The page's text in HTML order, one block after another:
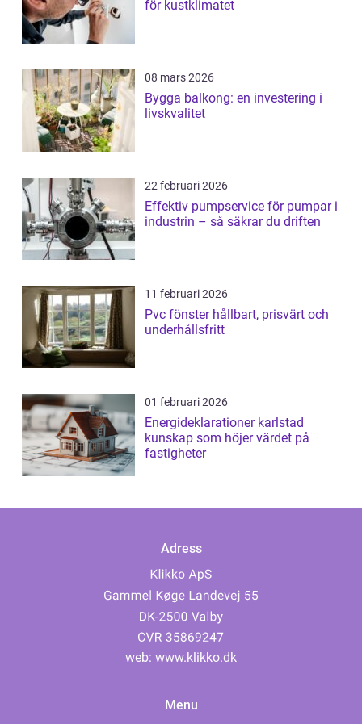
för kustklimatet
08 mars 2026
Bygga balkong: en investering i
livskvalitet
22 februari 2026
Effektiv pumpservice för pumpar i
industrin – så säkrar du driften
11 februari 2026
Pvc fönster hållbart, prisvärt och
underhållsfritt
01 februari 2026
Energideklarationer karlstad
kunskap som höjer värdet på
fastigheter
Adress
web: www.klikko.dk
Menu